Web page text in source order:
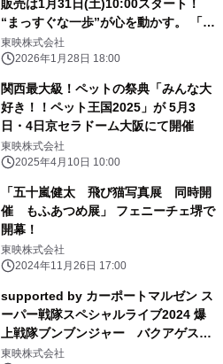
4月25日(土)より！
販売は1月31日(土)10:00スタート！
“まっすぐな一歩”が心を動かす。 「ス
キップとローファー展」大阪会場が な
んばパークスミュージアムにて開催！
東映株式会社
2026年1月28日 18:00
関西最大級！ペットの祭典「みんな大
好き！！ペット王国2025」が 5月3
日・4日京セラドーム大阪にて開催
東映株式会社
2025年4月10日 10:00
「五十嵐健太 飛び猫写真展 同時開
催 もふあつめ展」 フェニーチェ堺で
開幕！
東映株式会社
2024年11月26日 17:00
supported by カーポートマルゼン ス
ーパー戦隊スペシャルライブ2024 爆
上戦隊ブンブンジャー バクアゲステ
ージ
東映株式会社